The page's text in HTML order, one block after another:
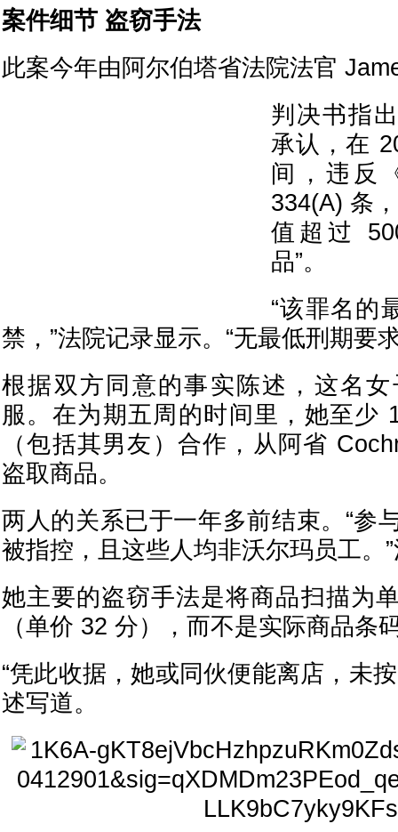
案件细节 盗窃手法
此案今年由阿尔伯塔省法院法官
判决书指
承认，在
间，违反
334(A) 条
值超过
品”。
“该罪名的
禁，”法院记录显示。“无最低刑期要
根据双方同意的事实陈述，这名
服。在为期五周的时间里，她至少
（包括其男友）合作，从阿省
盗取商品。
两人的关系已于一年多前结束。“参
被指控，且这些人均非沃尔玛员工。
她主要的盗窃手法是将商品扫描为
（单价 32 分），而不是实际商品条
“凭此收据，她或同伙便能离店，未
述写道。